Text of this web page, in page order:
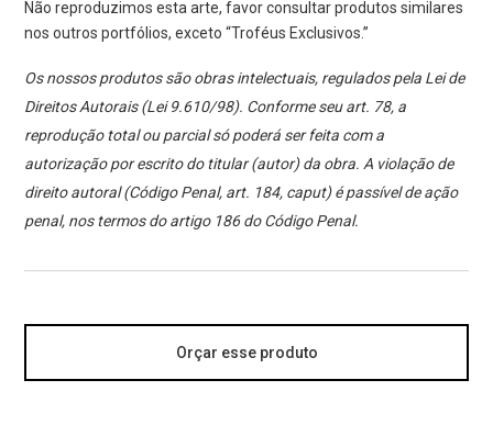
Não reproduzimos esta arte, favor consultar produtos similares
nos outros portfólios, exceto “Troféus Exclusivos.”
Os nossos produtos são obras intelectuais, regulados pela Lei de
Direitos Autorais (Lei 9.610/98). Conforme seu art. 78, a
reprodução total ou parcial só poderá ser feita com a
autorização por escrito do titular (autor) da obra. A violação de
direito autoral (Código Penal, art. 184, caput) é passível de ação
penal, nos termos do artigo 186 do Código Penal.
Orçar esse produto